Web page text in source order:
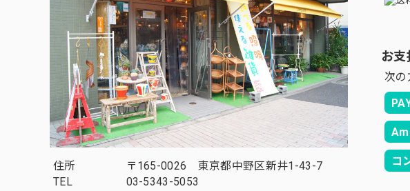
住所
〒165-0026 東京都中野区新井1-43-7
TEL
03-5343-5053
お支
次の
コ